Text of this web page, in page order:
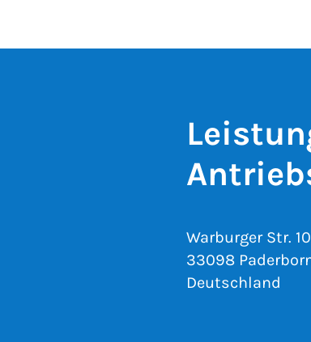
Warburger Str.
33098
Deutschland